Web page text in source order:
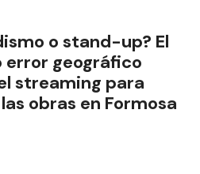
o stand-up? El
error geográfico
streaming para
obras en Formosa